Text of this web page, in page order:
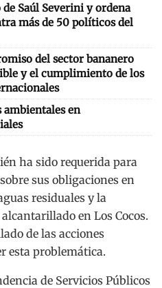
Saúl Severini y ordena
más de 50 políticos del
del sector bananero
y el cumplimiento de los
ambientales en
ha sido requerida para
sus obligaciones en
residuales y la
en Los Cocos.
de las acciones
esta problemática.
de Servicios Públicos